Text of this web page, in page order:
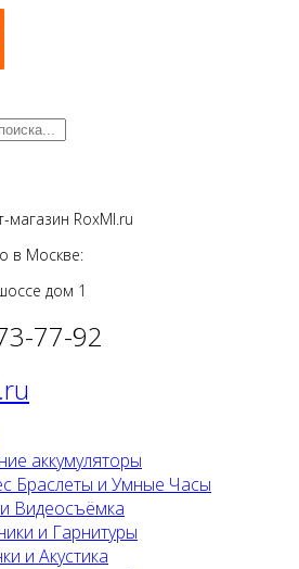
RoxMI.ru
в Москве:
дом 1
77-92
аккумуляторы
Браслеты и Умные Часы
Видеосъёмка
и Гарнитуры
и Акустика